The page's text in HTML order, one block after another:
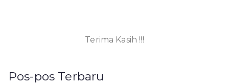
Terima Kasih !!!
Pos-pos Terbaru